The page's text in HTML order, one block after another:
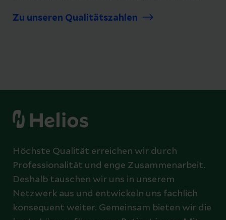
Zu unseren Qualitätszahlen
Höchste Qualität erreichen wir durch
Professionalität und enge Zusammenarbeit.
Deshalb tauschen wir uns in unserem
Netzwerk aus und entwickeln uns fachlich
konsequent weiter. Gemeinsam bieten wir die